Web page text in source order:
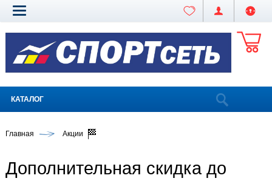
КАТАЛОГ
Главная Акции
Дополнительная скидка до